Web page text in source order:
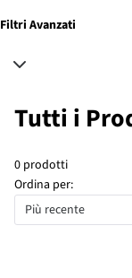
Filtri Avanzati
Tutti i
0 prodotti
Ordina per:
Più recente